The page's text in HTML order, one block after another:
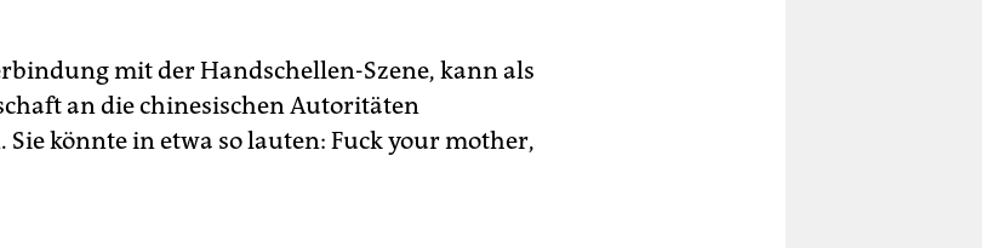
mit der Handschellen-Szene, kann als
an die chinesischen Autoritäten
könnte in etwa so lauten: Fuck your mother,